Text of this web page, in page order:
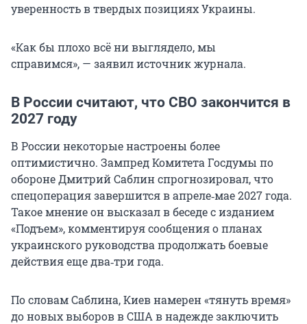
уверенность в твердых позициях Украины.
«Как бы плохо всё ни выглядело, мы
справимся», — заявил источник журнала.
В России считают, что СВО закончится в
2027 году
В России некоторые настроены более
оптимистично. Зампред Комитета Госдумы по
обороне Дмитрий Саблин спрогнозировал, что
спецоперация завершится в апреле‑мае 2027 года.
Такое мнение он высказал в беседе с изданием
«Подъем», комментируя сообщения о планах
украинского руководства продолжать боевые
действия еще два‑три года.
По словам Саблина, Киев намерен «тянуть время»
до новых выборов в США в надежде заключить